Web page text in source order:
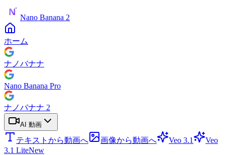
Nano Banana 2
ホーム
ナノバナナ
Nano Banana Pro
ナノバナナ 2
AI 動画
テキストから動画へ 画像から動画へ Veo 3.1
Veo
3.1 LiteNew